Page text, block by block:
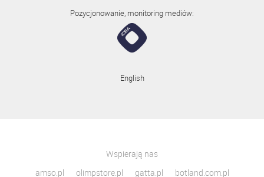
Pozycjonowanie, monitoring mediów:
English
Wspierają nas
amso.pl
olimpstore.pl gatta.pl botland.com.pl